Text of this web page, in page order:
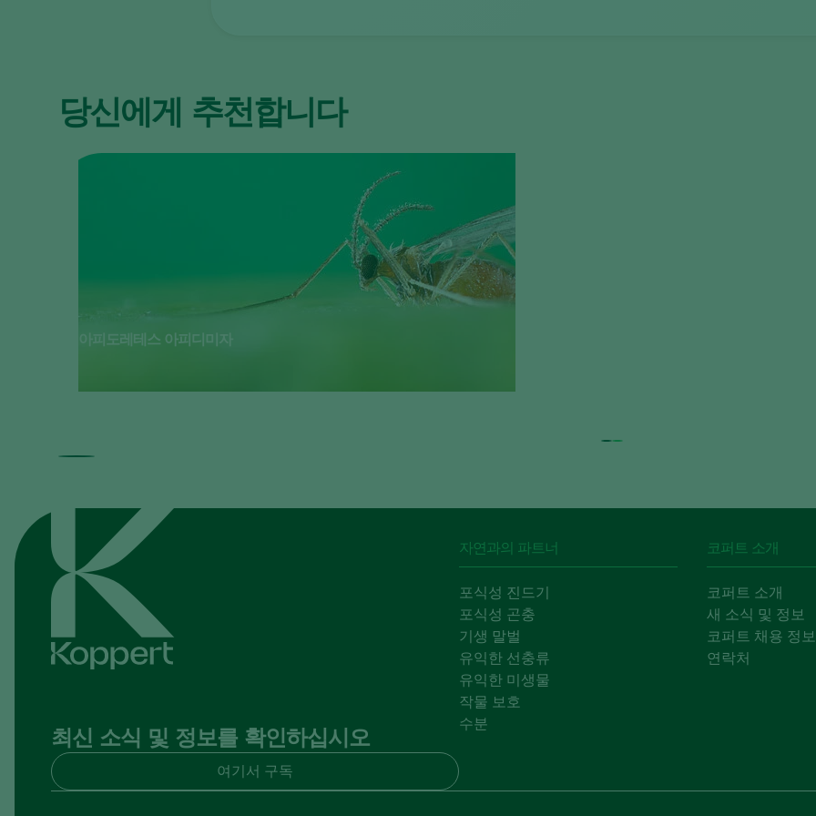
당신에게 추천합니다
아피도레테스 아피디미자
최신 소식 및 정보를 확인하십시오
여기서 구독
자연과의 파트너
포식성 진드기
포식성 곤충
기생 말벌
유익한 선충류
유익한 미생물
작물 보호
수분
코퍼트 소개
코퍼트 소개
새 소식 및 정보
코퍼트 채용 정보
연락처